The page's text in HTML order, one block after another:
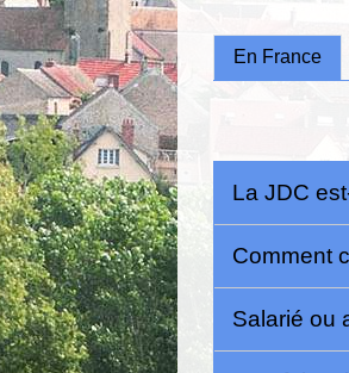
En France
La JDC
Comment
Salarié ou